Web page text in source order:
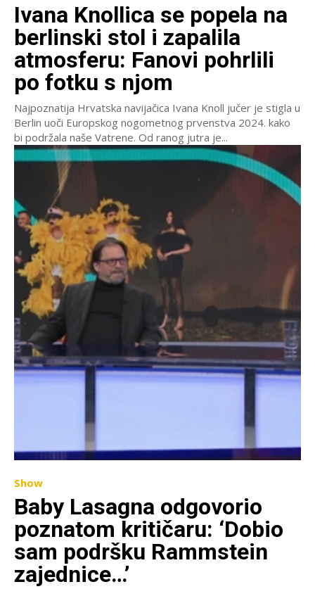
Ivana Knollica se popela na
berlinski stol i zapalila
atmosferu: Fanovi pohrlili
po fotku s njom
Najpoznatija Hrvatska navijačica Ivana Knoll jučer je stigla u
Berlin uoči Europskog nogometnog prvenstva 2024. kako
bi podržala naše Vatrene. Od ranog jutra je...
Show
Baby Lasagna odgovorio
poznatom kritičaru: ‘Dobio
sam podršku Rammstein
zajednice…’